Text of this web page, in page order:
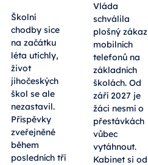
Školní
chodby sice
na začátku
léta utichly,
život
jihočeských
škol se ale
nezastavil.
Příspěvky
zveřejněné
během
posledních tří
Vláda
schválila
plošný zákaz
mobilních
telefonů na
základních
školách. Od
září 2027 je
žáci nesmí o
přestávkách
vůbec
vytáhnout.
Kabinet si od